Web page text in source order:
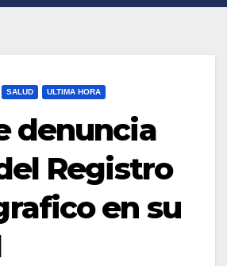
SALUD ULTIMA HORA
denuncia
Registro
en su